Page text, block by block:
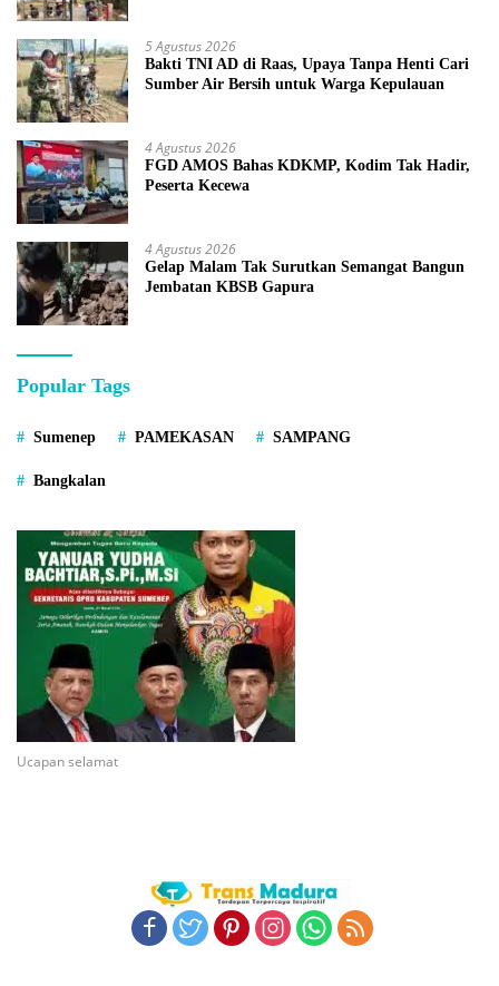
5 Agustus 2026
Bakti TNI AD di Raas, Upaya Tanpa Henti Cari
Sumber Air Bersih untuk Warga Kepulauan
4 Agustus 2026
FGD AMOS Bahas KDKMP, Kodim Tak Hadir,
Peserta Kecewa
4 Agustus 2026
Gelap Malam Tak Surutkan Semangat Bangun
Jembatan KBSB Gapura
Popular Tags
Sumenep PAMEKASAN SAMPANG
Bangkalan
Ucapan selamat